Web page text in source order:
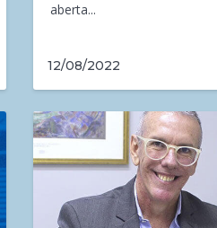
aberta...
12/08/2022